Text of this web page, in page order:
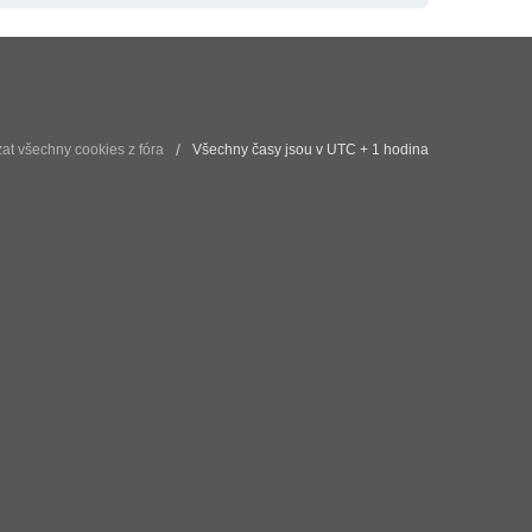
všechny cookies z fóra Všechny časy jsou v UTC + 1 hodina